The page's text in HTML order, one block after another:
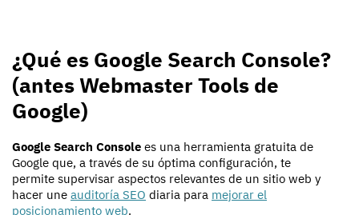
¿Qué es Google Search Console?
(antes Webmaster Tools de
Google)
Google Search Console es una herramienta gratuita de
Google que, a través de su óptima configuración, te
permite supervisar aspectos relevantes de un sitio web y
hacer une auditoría SEO diaria para mejorar el
posicionamiento web.